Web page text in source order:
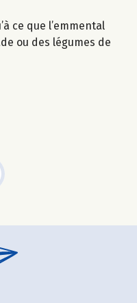
ce que l’emmental
ou des légumes de